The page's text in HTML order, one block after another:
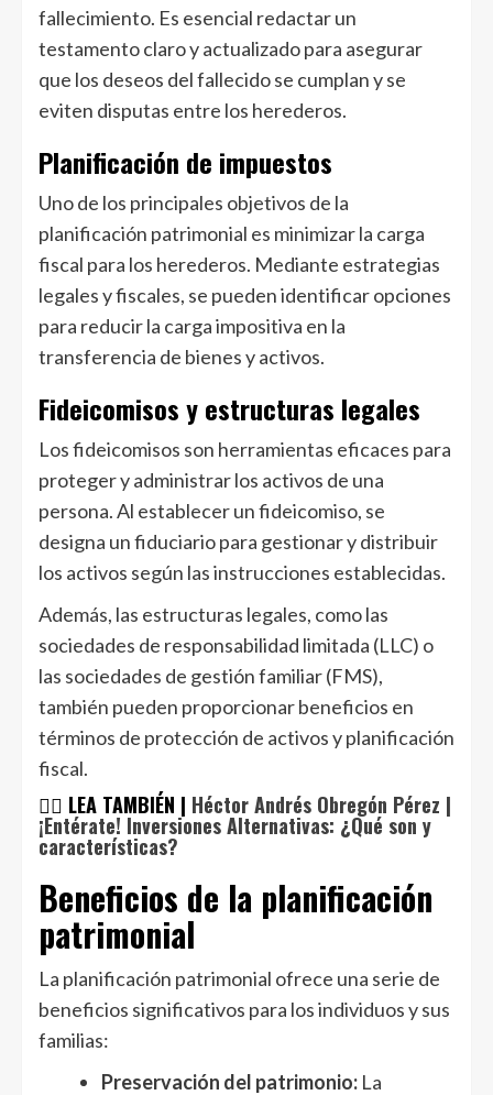
fallecimiento. Es esencial redactar un
testamento claro y actualizado para asegurar
que los deseos del fallecido se cumplan y se
eviten disputas entre los herederos.
Planificación de impuestos
Uno de los principales objetivos de la
planificación patrimonial es minimizar la carga
fiscal para los herederos. Mediante estrategias
legales y fiscales, se pueden identificar opciones
para reducir la carga impositiva en la
transferencia de bienes y activos.
Fideicomisos y estructuras legales
Los fideicomisos son herramientas eficaces para
proteger y administrar los activos de una
persona. Al establecer un fideicomiso, se
designa un fiduciario para gestionar y distribuir
los activos según las instrucciones establecidas.
Además, las estructuras legales, como las
sociedades de responsabilidad limitada (LLC) o
las sociedades de gestión familiar (FMS),
también pueden proporcionar beneficios en
términos de protección de activos y planificación
fiscal.
👉🏿 LEA TAMBIÉN | Héctor Andrés Obregón Pérez |
¡Entérate! Inversiones Alternativas: ¿Qué son y
características?
Beneficios de la planificación
patrimonial
La planificación patrimonial ofrece una serie de
beneficios significativos para los individuos y sus
familias:
Preservación del patrimonio: La